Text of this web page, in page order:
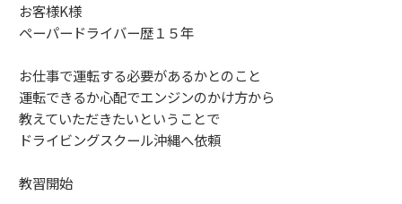
お客様K様
ペーパードライバー歴１５年
お仕事で運転する必要があるかとのこと
運転できるか心配でエンジンのかけ方から
教えていただきたいということで
ドライビングスクール沖縄へ依頼
教習開始